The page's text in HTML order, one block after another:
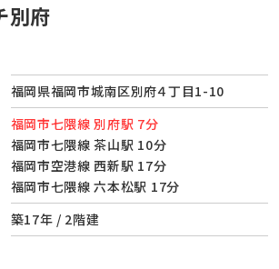
別府
福岡県福岡市城南区別府４丁目1-10
福岡市七隈線 別府駅 7分
福岡市七隈線 茶山駅 10分
福岡市空港線 西新駅 17分
福岡市七隈線 六本松駅 17分
築17年 / 2階建